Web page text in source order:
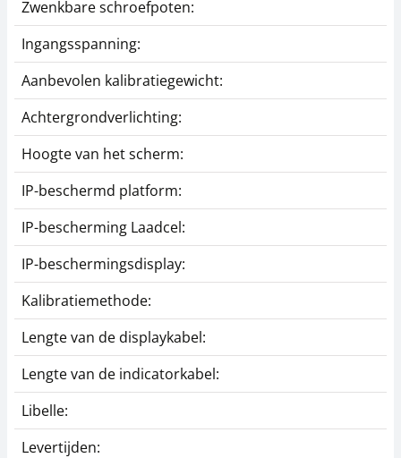
Zwenkbare schroefpoten:
Ingangsspanning:
Aanbevolen kalibratiegewicht:
Achtergrondverlichting:
Hoogte van het scherm:
IP-beschermd platform:
IP-bescherming Laadcel:
IP-beschermingsdisplay:
Kalibratiemethode:
Lengte van de displaykabel:
Lengte van de indicatorkabel:
Libelle:
Levertijden: